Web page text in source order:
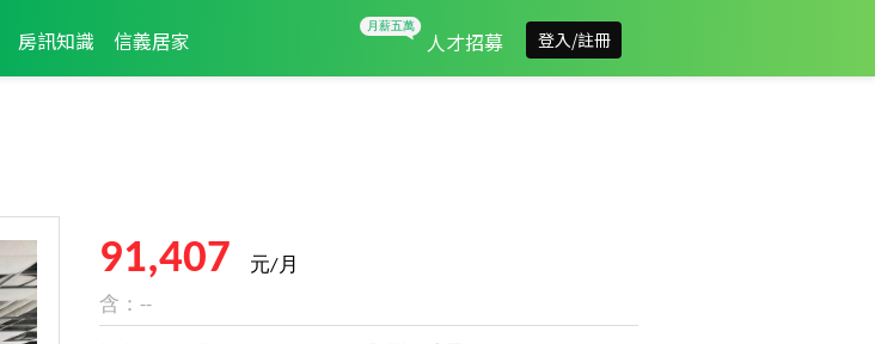
房訊知識 信義居家 人才招募 登入/註冊
91,407
元/月
含：--